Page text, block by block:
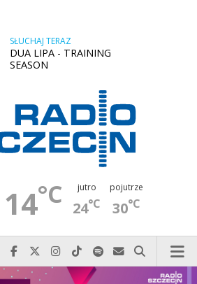
SŁUCHAJ TERAZ
DUA LIPA - TRAINING
SEASON
14°C jutro
24°C
pojutrze
30°C
Najlepiej po prostu do nas zadzwoń
Odwiedź nas na Facebook-u
Odwiedź nas na X
Odwiedź nas na Instagram-ie
Odwiedź nas na TikTok-u
Szukaj nas na Spotify
Wyślij do nas
Szukaj